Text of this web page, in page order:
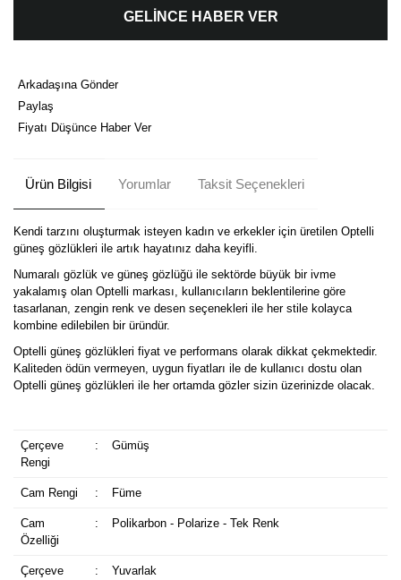
GELİNCE HABER VER
Arkadaşına Gönder
Paylaş
Fiyatı Düşünce Haber Ver
Ürün Bilgisi Yorumlar Taksit Seçenekleri
Kendi tarzını oluşturmak isteyen kadın ve erkekler için üretilen Optelli
güneş gözlükleri ile artık hayatınız daha keyifli.
Numaralı gözlük ve güneş gözlüğü ile sektörde büyük bir ivme
yakalamış olan Optelli markası, kullanıcıların beklentilerine göre
tasarlanan, zengin renk ve desen seçenekleri ile her stile kolayca
kombine edilebilen bir üründür.
Optelli güneş gözlükleri fiyat ve performans olarak dikkat çekmektedir.
Kaliteden ödün vermeyen, uygun fiyatları ile de kullanıcı dostu olan
Optelli güneş gözlükleri ile her ortamda gözler sizin üzerinizde olacak.
Çerçeve
Rengi
: Gümüş
Cam Rengi : Füme
Cam
Özelliği
: Polikarbon - Polarize - Tek Renk
Çerçeve
: Yuvarlak